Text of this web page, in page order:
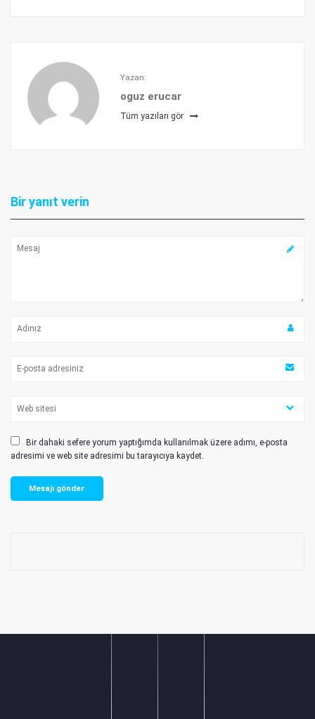
Yazan:
oguz erucar
Tüm yazıları gör
Bir yanıt verin
Bir dahaki sefere yorum yaptığımda kullanılmak üzere adımı, e-posta
adresimi ve web site adresimi bu tarayıcıya kaydet.